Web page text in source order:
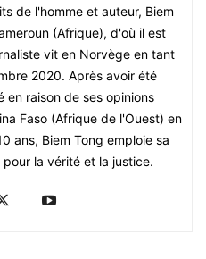
de l'homme et auteur, Biem
(Afrique), d'où il est
vit en Norvège en tant
2020. Après avoir été
en raison de ses opinions
Faso (Afrique de l'Ouest) en
ans, Biem Tong emploie sa
la vérité et la justice.